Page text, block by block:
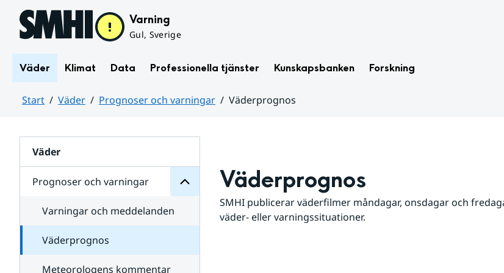
Hoppa till sidans innehåll Varning
Gul, Sverige
Väder Klimat Data Professionella tjänster Kunskapsbanken Forskning
Start Väder Prognoser och varningar
Väderprognos
Väder
Prognoser och varningar
för
varningar
Varningar och meddelanden
Väderprognos
Meteorologens kommentar
Väderprognos
SMHI publicerar väderfilmer måndagar, onsdagar och
väder- eller varningssituationer.